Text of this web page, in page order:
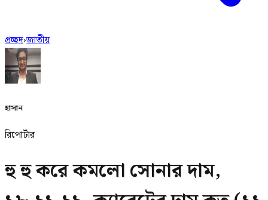
প্রচ্ছদ›জাতীয়
হাসান
রিপোর্টার
হু হু করে কমলো সোনার দাম,